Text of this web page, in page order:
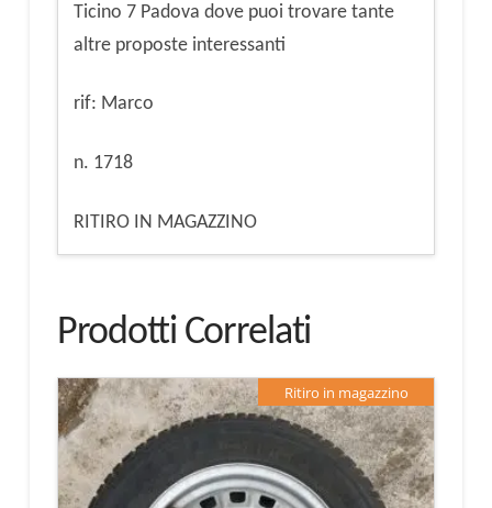
Ticino 7 Padova dove puoi trovare tante
altre proposte interessanti
rif: Marco
n. 1718
RITIRO IN MAGAZZINO
Prodotti Correlati
Ritiro in magazzino